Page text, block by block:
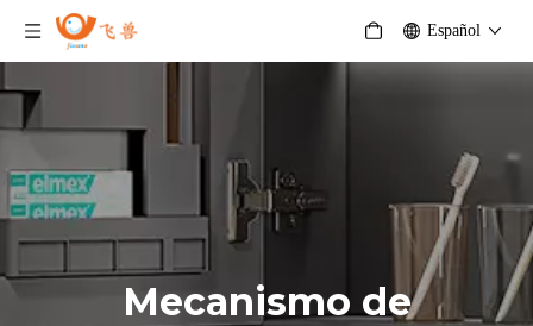
Español
Mecanismo de